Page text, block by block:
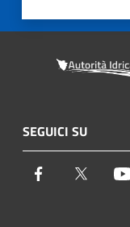
SEGUICI SU
Facebook Twitter